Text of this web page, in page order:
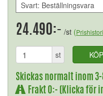
24.490:- /st (
st
Skickas normalt inom
Frakt 0:- (Klicka för